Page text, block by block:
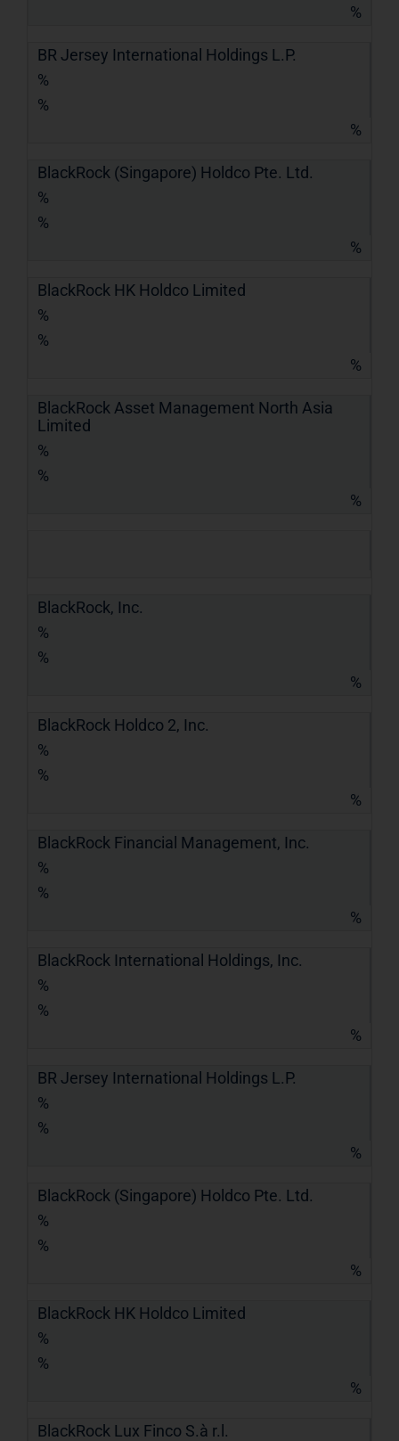
%
BR Jersey International Holdings L.P.
%
%
%
BlackRock (Singapore) Holdco Pte. Ltd.
%
%
%
BlackRock HK Holdco Limited
%
%
%
BlackRock Asset Management North Asia
Limited
%
%
%
BlackRock, Inc.
%
%
%
BlackRock Holdco 2, Inc.
%
%
%
BlackRock Financial Management, Inc.
%
%
%
BlackRock International Holdings, Inc.
%
%
%
BR Jersey International Holdings L.P.
%
%
%
BlackRock (Singapore) Holdco Pte. Ltd.
%
%
%
BlackRock HK Holdco Limited
%
%
%
BlackRock Lux Finco S.à r.l.